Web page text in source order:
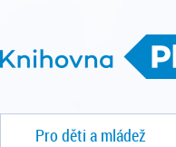
Pro děti a mládež